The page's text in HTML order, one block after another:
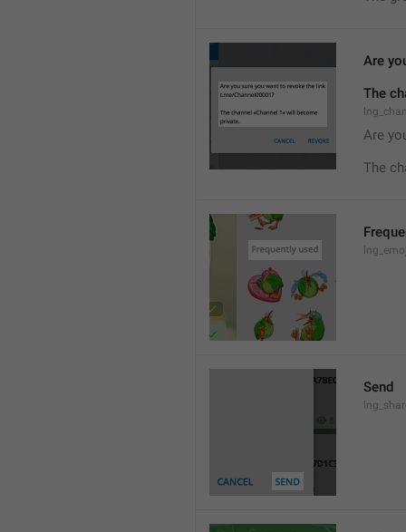
Are
The
Are
The
Send